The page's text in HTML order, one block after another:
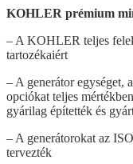
KOHLER prémium
– A KOHLER teljes
tartozékaiért
– A generátor egységet,
opciókat teljes
gyárilag építették és
– A generátorokat az
tervezték